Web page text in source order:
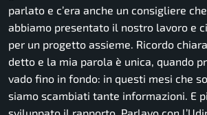
parlato e c’era anche un consigliere
abbiamo presentato il nostro lavoro e
per un progetto assieme. Ricordo
detto e la mia parola è unica, quando
vado fino in fondo: in questi mesi che
siamo scambiati tante informazioni. E
sviluppato il rapporto. Parlavo con